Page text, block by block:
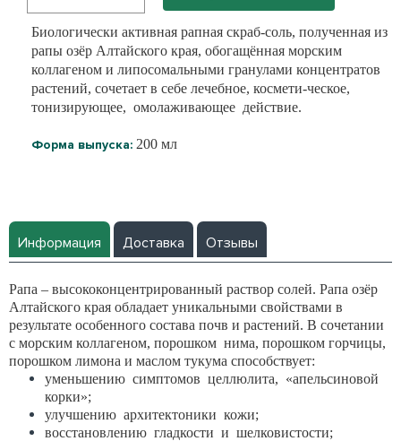
Биологически активная рапная скраб-соль, полученная из
рапы озёр Алтайского края, обогащённая морским
коллагеном и липосомальными гранулами концентратов
растений, сочетает в себе лечебное, космети-ческое,
тонизирующее, омолаживающее действие.
Форма выпуска: 200 мл
Информация Доставка Отзывы
Рапа – высококонцентрированный раствор солей. Рапа озёр
Алтайского края обладает уникальными свойствами в
результате особенного состава почв и растений. В сочетании
с морским коллагеном, порошком нима, порошком горчицы,
порошком лимона и маслом тукума способствует:
уменьшению симптомов целлюлита, «апельсиновой
корки»;
улучшению архитектоники кожи;
восстановлению гладкости и шелковистости;